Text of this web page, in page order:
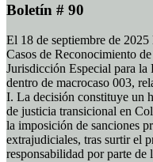
Boletín # 90
El 18 de septiembre de
Casos de Reconocimiento
Jurisdicción Especial para
dentro de macrocaso 003,
I. La decisión constituye un
de justicia transicional en
la imposición de sanciones
extrajudiciales, tras surtir el
responsabilidad por parte de